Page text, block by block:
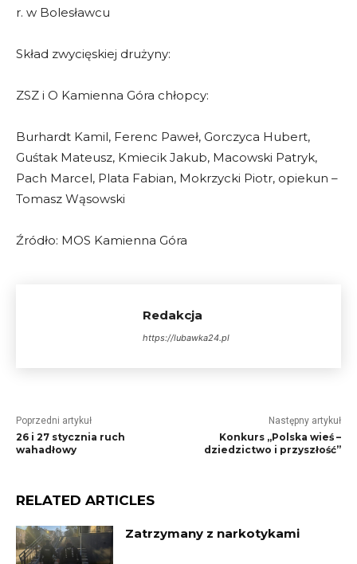
r. w Bolesławcu
Skład zwycięskiej drużyny:
ZSZ i O Kamienna Góra chłopcy:
Burhardt Kamil, Ferenc Paweł, Gorczyca Hubert,
Guśtak Mateusz, Kmiecik Jakub, Macowski Patryk,
Pach Marcel, Plata Fabian, Mokrzycki Piotr, opiekun –
Tomasz Wąsowski
Źródło: MOS Kamienna Góra
Redakcja
https://lubawka24.pl
Poprzedni artykuł
26 i 27 stycznia ruch
wahadłowy
Następny artykuł
Konkurs „Polska wieś –
dziedzictwo i przyszłość”
RELATED ARTICLES
Zatrzymany z narkotykami